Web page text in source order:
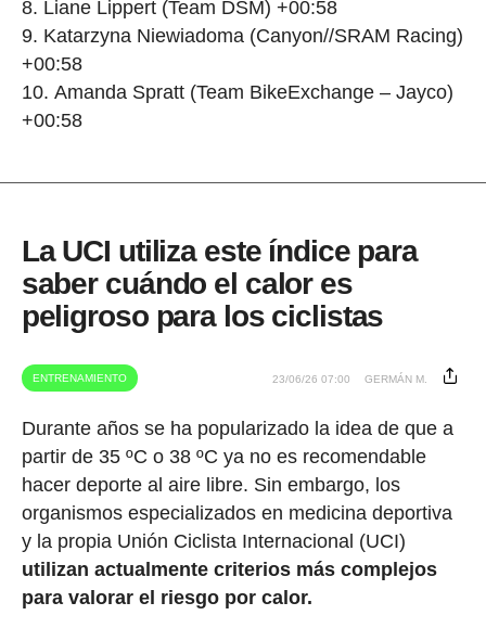
Liane Lippert (Team DSM) +00:58
Katarzyna Niewiadoma (Canyon//SRAM Racing)
+00:58
Amanda Spratt (Team BikeExchange – Jayco)
+00:58
La UCI utiliza este índice para
saber cuándo el calor es
peligroso para los ciclistas
ENTRENAMIENTO 23/06/26 07:00 GERMÁN M.
Durante años se ha popularizado la idea de que a
partir de 35 ºC o 38 ºC ya no es recomendable
hacer deporte al aire libre. Sin embargo, los
organismos especializados en medicina deportiva
y la propia Unión Ciclista Internacional (UCI)
utilizan actualmente criterios más complejos
para valorar el riesgo por calor.